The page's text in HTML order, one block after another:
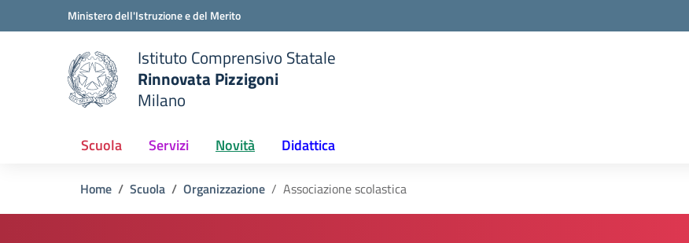
Vai ai contenuti
Vai al menu di navigazioneMinistero dell'Istruzione e del Merito
Istituto Comprensivo Statale
Rinnovata Pizzigoni
Milano
Scuola Servizi Novità Didattica
Home Scuola Organizzazione Associazione scolastica